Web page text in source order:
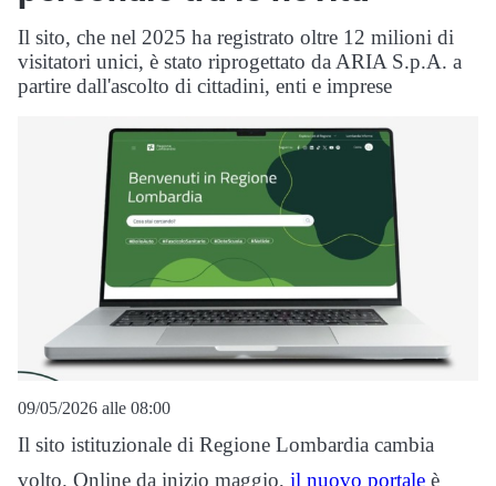
Il sito, che nel 2025 ha registrato oltre 12 milioni di
visitatori unici, è stato riprogettato da ARIA S.p.A. a
partire dall'ascolto di cittadini, enti e imprese
09/05/2026 alle 08:00
Il sito istituzionale di Regione Lombardia cambia
volto. Online da inizio maggio, il nuovo portale è